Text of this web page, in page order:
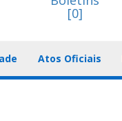
[0]
Atos Oficiais